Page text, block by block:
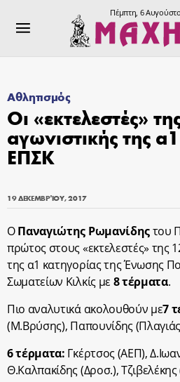
Πέμπτη, 6
Αθλητισμός
Οι «εκτελεστές»
αγωνιστικής της
ΕΠΣΚ
19 ΔΕΚΕΜΒΡΊΟΥ, 2017
ΟΠαναγιώτης Ρωμανίδηςτου
πρώτος στους «εκτελεστές» της
της α1 κατηγορίας της Ένωσης
Σωματείων Κιλκίς με 8 τέρματα.
Πιo αναλυτικά ακολουθούν με7
(Μ.Βρύσης), Παπουνίδης
6 τέρματα: Γκέρτσος (ΑΕΠ),
Θ.Καλπακίδης (Δροσ.),